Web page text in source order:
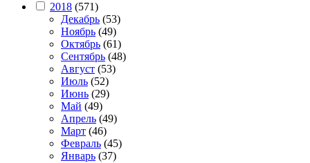
2018 (571)
Декабрь (53)
Ноябрь (49)
Октябрь (61)
Сентябрь (48)
Август (53)
Июль (52)
Июнь (29)
Май (49)
Апрель (49)
Март (46)
Февраль (45)
Январь (37)